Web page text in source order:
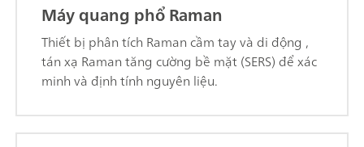
Máy quang phổ Raman
Thiết bị phân tích Raman cầm tay và di động ,
tán xạ Raman tăng cường bề mặt (SERS) để xác
minh và định tính nguyên liệu.